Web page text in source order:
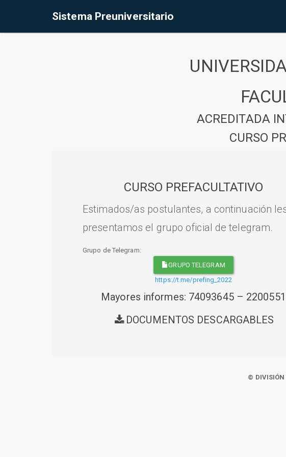
Sistema Preuniversitario
ACREDITADA
CURSO
CURSO PREFACULTATIVO
Estimados/as postulantes, a continuación
presentamos el grupo oficial de telegram.
Grupo de Telegram:
GRUPO TELEGRAM
https://t.me/prefing_2022
Mayores informes: 74093645 – 2200551
DOCUMENTOS DESCARGABLES
© DIVISIÓN